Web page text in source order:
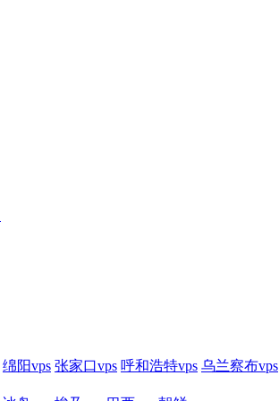
绵阳vps 张家口vps 呼和浩特vps 乌兰察布vps